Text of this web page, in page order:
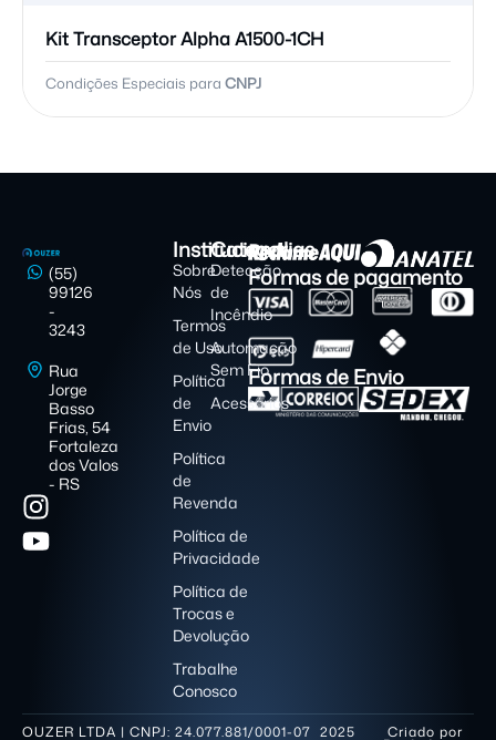
Kit Transceptor Alpha A1500-1CH
Condições Especiais para CNPJ
(55)
99126
-
3243
Rua
Jorge
Basso
Frias, 54
Fortaleza
dos Valos
- RS
Institucional
Sobre
Nós
Termos
de Uso
Política
de
Envio
Política
de
Revenda
Política de
Privacidade
Política de
Trocas e
Devolução
Trabalhe
Conosco
Categorias
Detecção
de
Incêndio
Automação
Sem Fio
Acessórios
Formas de pagamento
Formas de Envio
OUZER LTDA | CNPJ: 24.077.881/0001-07 2025 Criado por